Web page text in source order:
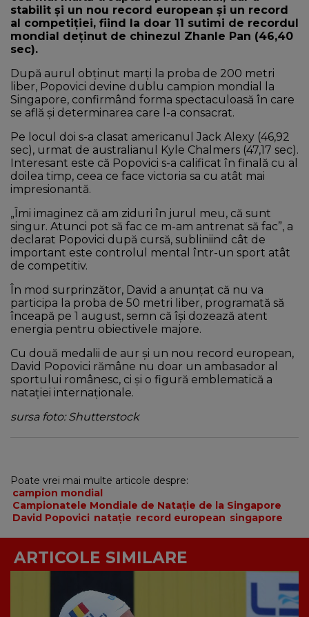
stabilit și un nou record european și un record
al competiției, fiind la doar 11 sutimi de recordul
mondial deținut de chinezul Zhanle Pan (46,40
sec).
După aurul obținut marți la proba de 200 metri
liber, Popovici devine dublu campion mondial la
Singapore, confirmând forma spectaculoasă în care
se află și determinarea care l-a consacrat.
Pe locul doi s-a clasat americanul Jack Alexy (46,92
sec), urmat de australianul Kyle Chalmers (47,17 sec).
Interesant este că Popovici s-a calificat în finală cu al
doilea timp, ceea ce face victoria sa cu atât mai
impresionantă.
„Îmi imaginez că am ziduri în jurul meu, că sunt
singur. Atunci pot să fac ce m-am antrenat să fac”, a
declarat Popovici după cursă, subliniind cât de
important este controlul mental într-un sport atât
de competitiv.
În mod surprinzător, David a anunțat că nu va
participa la proba de 50 metri liber, programată să
înceapă pe 1 august, semn că își dozează atent
energia pentru obiectivele majore.
Cu două medalii de aur și un nou record european,
David Popovici rămâne nu doar un ambasador al
sportului românesc, ci și o figură emblematică a
natației internaționale.
sursa foto: Shutterstock
Poate vrei mai multe articole despre:
campion mondial
Campionatele Mondiale de Natație de la Singapore
David Popovici natație record european singapore
ARTICOLE SIMILARE